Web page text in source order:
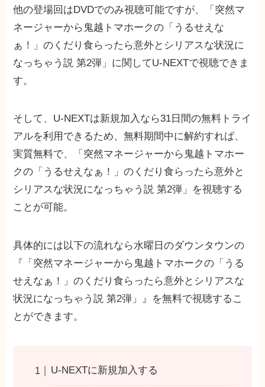
他の登場回はDVDでのみ視聴可能ですが、「突然マ
ネージャーから鬼越トマホークの「うるせえな
ぁ！」のくだり食らったら意外とシリアスな状況に
なっちゃう説 第2弾」に関してU-NEXTで視聴できま
す。
そして、U-NEXTは新規加入なら31日間の無料トライ
アルを利用できるため、無料期間中に解約すれば、
実質無料で、「突然マネージャーから鬼越トマホー
クの「うるせえなぁ！」のくだり食らったら意外と
シリアスな状況になっちゃう説 第2弾」を視聴する
ことが可能。
具体的には以下の流れなら水曜日のダウンタウンの
『「突然マネージャーから鬼越トマホークの「うる
せえなぁ！」のくだり食らったら意外とシリアスな
状況になっちゃう説 第2弾」』を無料で視聴するこ
とができます。
U-NEXTに新規加入する